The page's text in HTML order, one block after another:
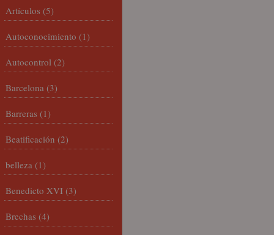
Artículos (5)
Autoconocimiento (1)
Autocontrol (2)
Barcelona (3)
Barreras (1)
Beatificación (2)
belleza (1)
Benedicto XVI (3)
Brechas (4)